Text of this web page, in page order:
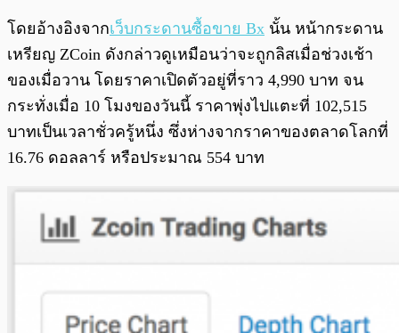
โดยอ้างอิงจากเว็บกระดานซื้อขาย Bx นั้น หน้ากระดาน
เหรียญ ZCoin ดังกล่าวดูเหมือนว่าจะถูกลิสเมื่อช่วงเช้า
ของเมื่อวาน โดยราคาเปิดตัวอยู่ที่ราว 4,990 บาท จน
กระทั่งเมื่อ 10 โมงของวันนี้ ราคาพุ่งไปแตะที่ 102,515
บาทเป็นเวลาชั่วครู้หนึ่ง ซึ่งห่างจากราคาของตลาดโลกที่
16.76 ดอลลาร์ หรือประมาณ 554 บาท